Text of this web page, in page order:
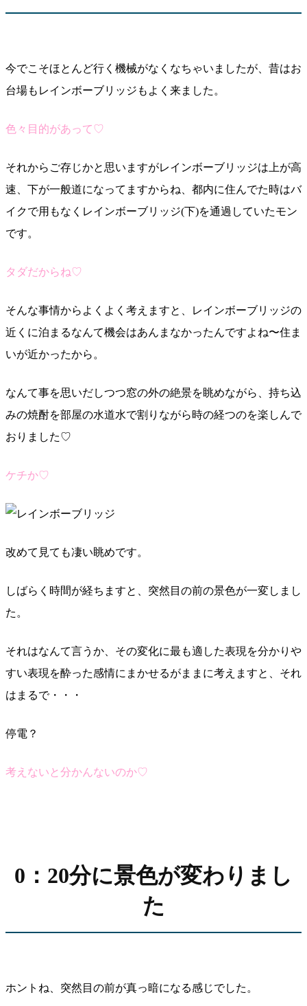
今でこそほとんど行く機械がなくなちゃいましたが、昔はお
台場もレインボーブリッジもよく来ました。
色々目的があって♡
それからご存じかと思いますがレインボーブリッジは上が高
速、下が一般道になってますからね、都内に住んでた時はバ
イクで用もなくレインボーブリッジ(下)を通過していたモン
です。
タダだからね♡
そんな事情からよくよく考えますと、レインボーブリッジの
近くに泊まるなんて機会はあんまなかったんですよね〜住ま
いが近かったから。
なんて事を思いだしつつ窓の外の絶景を眺めながら、持ち込
みの焼酎を部屋の水道水で割りながら時の経つのを楽しんで
おりました♡
ケチか♡
改めて見ても凄い眺めです。
しばらく時間が経ちますと、突然目の前の景色が一変しまし
た。
それはなんて言うか、その変化に最も適した表現を分かりや
すい表現を酔った感情にまかせるがままに考えますと、それ
はまるで・・・
停電？
考えないと分かんないのか♡
0：20分に景色が変わりまし
た
ホントね、突然目の前が真っ暗になる感じでした。